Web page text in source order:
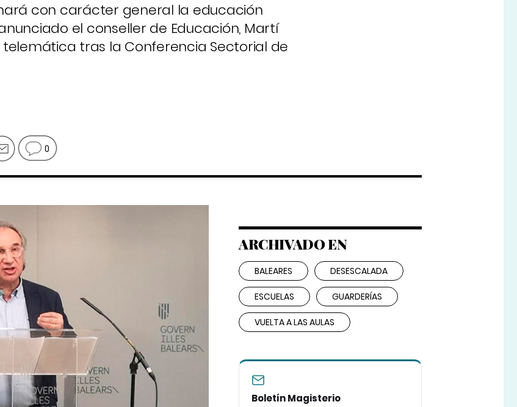
con carácter general la educación
el conseller de Educación, Martí
tras la Conferencia Sectorial de
0
ARCHIVADO EN
BALEARES DESESCALADA
ESCUELAS GUARDERÍAS
VUELTA A LAS AULAS
Boletín Magisterio